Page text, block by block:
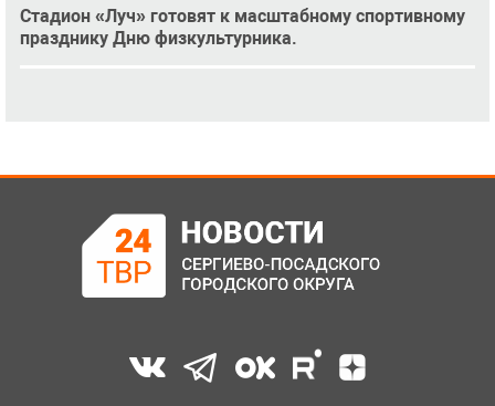
Стадион «Луч» готовят к масштабному спортивному
празднику Дню физкультурника.